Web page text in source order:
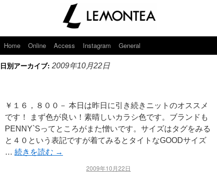
Home Online Access Instagram General
日別アーカイブ: 2009年10月22日
￥１６，８００－ 本日は昨日に引き続きニットのオススメ
です！ まず色が良い！素晴しいカラシ色です。ブランドも
PENNY`Sってところがまた憎いです。サイズはタグをみる
と４０という表記ですが着てみるとタイトなGOODサイズ
… 続きを読む →
2009年10月22日